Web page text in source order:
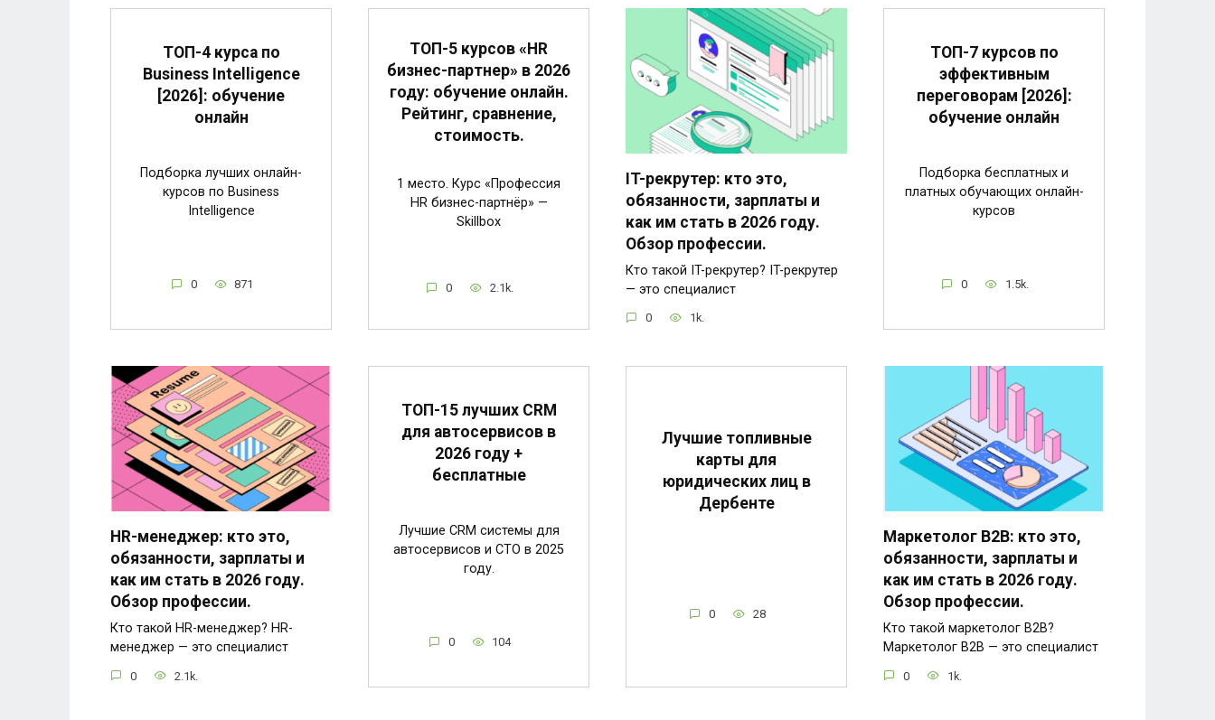
ТОП-4 курса по
Business Intelligence
[2026]: обучение
онлайн
Подборка лучших онлайн-
курсов по Business
Intelligence
0 871
ТОП-5 курсов «HR
бизнес-партнер» в 2026
году: обучение онлайн.
Рейтинг, сравнение,
стоимость.
1 место. Курс «Профессия
HR бизнес-партнёр» —
Skillbox
0 2.1k.
IT-рекрутер: кто это,
обязанности, зарплаты и
как им стать в 2026 году.
Обзор профессии.
Кто такой IT-рекрутер? IT-рекрутер
— это специалист
0 1k.
ТОП-7 курсов по
эффективным
переговорам [2026]:
обучение онлайн
Подборка бесплатных и
платных обучающих онлайн-
курсов
0 1.5k.
HR-менеджер: кто это,
обязанности, зарплаты и
как им стать в 2026 году.
Обзор профессии.
Кто такой HR-менеджер? HR-
менеджер — это специалист
0 2.1k.
ТОП-15 лучших CRM
для автосервисов в
2026 году +
бесплатные
Лучшие CRM системы для
автосервисов и СТО в 2025
году.
0 104
Лучшие топливные
карты для
юридических лиц в
Дербенте
0 28
Маркетолог B2B: кто это,
обязанности, зарплаты и
как им стать в 2026 году.
Обзор профессии.
Кто такой маркетолог B2B?
Маркетолог B2B — это специалист
0 1k.